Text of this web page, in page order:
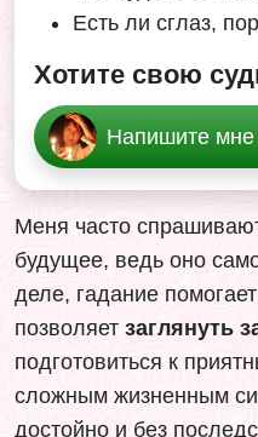
Есть ли сглаз,
Хотите свою
Напишите
Меня часто
будущее, ведь оно
деле, гадание
позволяет заглянуть
подготовиться к
сложным жизненным
достойно и без